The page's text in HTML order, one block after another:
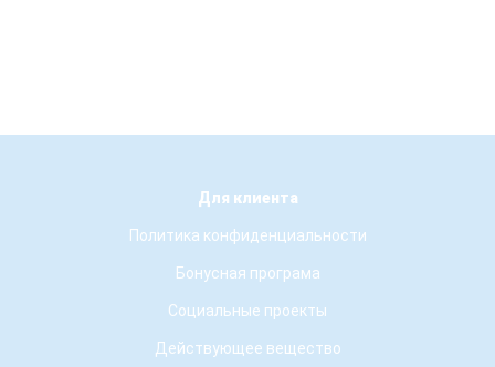
Для клиента
Политика конфиденциальности
Бонусная програма
Социальные проекты
Действующее вещество